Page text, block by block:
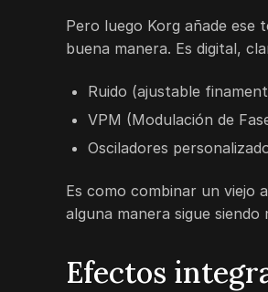
Pero luego Korg añade ese
buena manera. Es digital,
Ruido (ajustable
VPM (Modulación de
Osciladores
Es como combinar un viejo
alguna manera sigue siendo
Efectos